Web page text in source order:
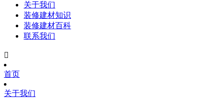
关于我们
装修建材知识
装修建材百科
联系我们

首页
关于我们